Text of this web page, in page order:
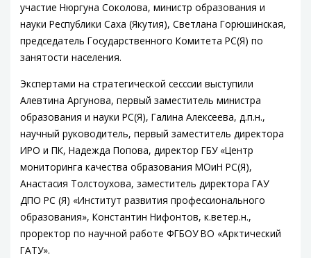
участие Нюргуна Соколова, министр образования и
науки Республики Саха (Якутия), Светлана Горюшинская,
председатель Государственного Комитета РС(Я) по
занятости населения.
Экспертами на стратегической сесссии выступили
Алевтина Аргунова, первый заместитель министра
образования и науки РС(Я), Галина Алексеева, д.п.н.,
научный руководитель, первый заместитель директора
ИРО и ПК, Надежда Попова, директор ГБУ «Центр
мониторинга качества образования МОиН РС(Я),
Анастасия Толстоухова, заместитель директора ГАУ
ДПО РС (Я) «Институт развития профессионального
образования», Константин Нифонтов, к.ветер.н.,
проректор по научной работе ФГБОУ ВО «Арктический
ГАТУ».